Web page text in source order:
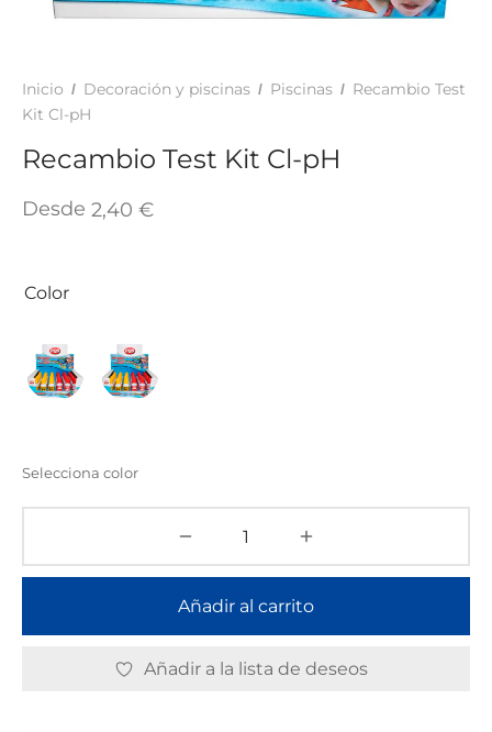
Inicio / Decoración y piscinas / Piscinas / Recambio Test
Kit Cl-pH
Recambio Test Kit Cl-pH
Desde 2,40 €
Color
Selecciona color
Añadir al carrito
Añadir a la lista de deseos
TINTES Y MANUALIDADES